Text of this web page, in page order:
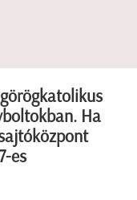
Ha
es